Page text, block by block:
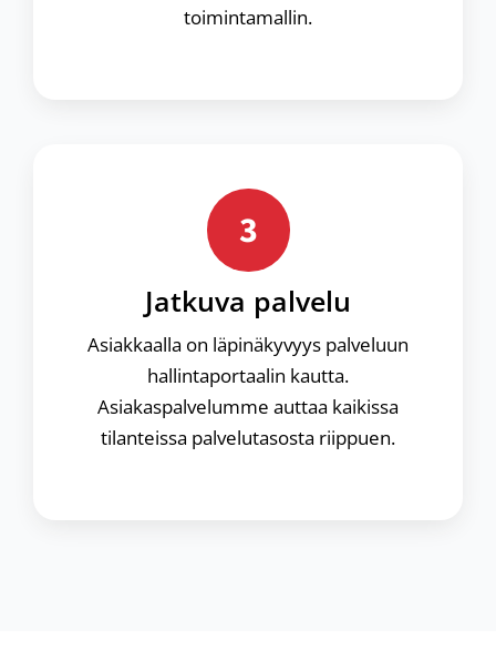
toimintamallin.
3
Jatkuva palvelu
Asiakkaalla on läpinäkyvyys palveluun
hallintaportaalin kautta.
Asiakaspalvelumme auttaa kaikissa
tilanteissa palvelutasosta riippuen.